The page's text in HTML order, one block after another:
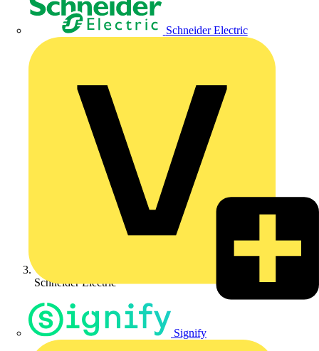
Schneider Electric
Signify
Schneider Electric